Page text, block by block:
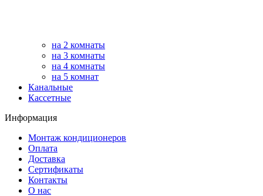
на 2 комнаты
на 3 комнаты
на 4 комнаты
на 5 комнат
Канальные
Кассетные
Информация
Монтаж кондиционеров
Оплата
Доставка
Сертификаты
Контакты
О нас